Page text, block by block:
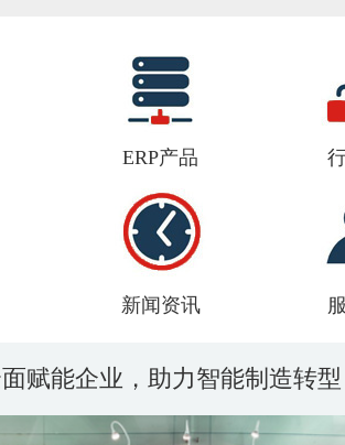
ERP产品
新闻资讯
赋能企业，助力智能制造转型